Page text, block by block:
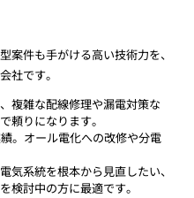
案件も手がける高い技術力を、
社です。
複雑な配線修理や漏電対策な
頼りになります。
。オール電化への改修や分電
気系統を根本から見直したい、
検討中の方に最適です。